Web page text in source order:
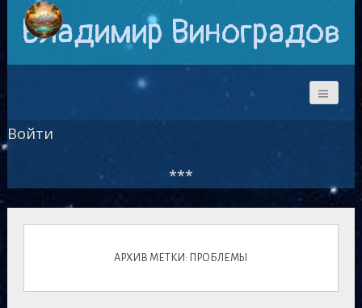
Владимир Виноградов
Войти
***
АРХИВ МЕТКИ: ПРОБЛЕМЫ